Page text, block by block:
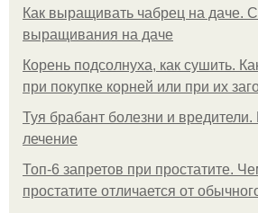
Как выращивать чабрец на даче.
выращивания на даче
Корень подсолнуха, как сушить.
при покупке корней или при их
Туя брабант болезни и вредители.
лечение
Топ-6 запретов при простатите.
простатите отличается от